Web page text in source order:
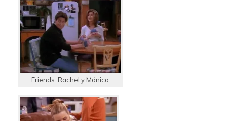
Friends. Rachel y Mónica